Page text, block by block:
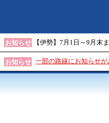
お知らせ 【伊勢】7月1日～9月末
お知らせ 一部の路線にお知らせが